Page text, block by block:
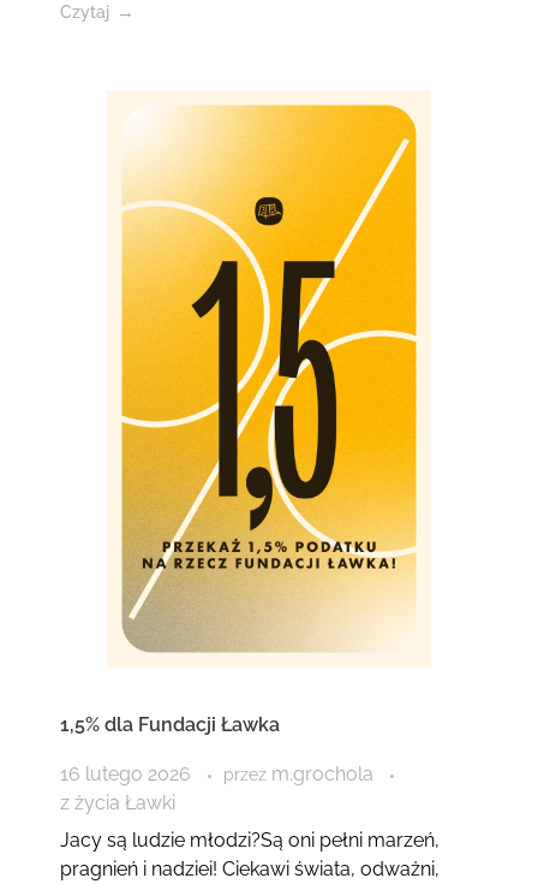
Czytaj
1,5% dla Fundacji Ławka
16 lutego 2026 przez m.grochola
z życia Ławki
Jacy są ludzie młodzi?Są oni pełni marzeń,
pragnień i nadziei! Ciekawi świata, odważni,